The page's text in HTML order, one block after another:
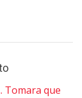
Tomara que